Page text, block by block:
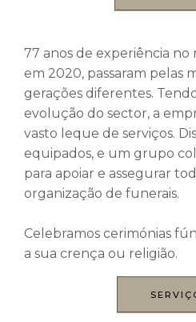
77 anos de experiência no
em 2020, passaram pelas
gerações diferentes.
evolução do sector, a
vasto leque de serviços.
equipados, e um grupo
para apoiar e assegurar
organização de funerais.
Celebramos cerimónias
a sua crença ou religião.